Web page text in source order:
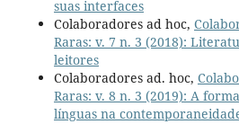
suas interfaces
Colaboradores ad hoc,
Raras: v. 7 n. 3 (2018):
leitores
Colaboradores ad. hoc,
Raras: v. 8 n. 3 (2019): A
línguas na